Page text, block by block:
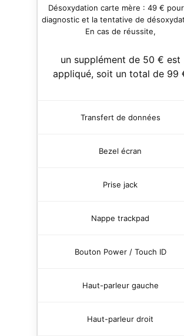
Désoxydation carte mère : 49 €
diagnostic et la tentative de
En cas de réussite,
un supplément de 50 € est
appliqué, soit un total de 99
Transfert de données
Bezel écran
Prise jack
Nappe trackpad
Bouton Power / Touch ID
Haut-parleur gauche
Haut-parleur droit